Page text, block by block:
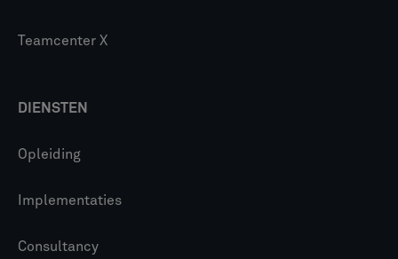
Teamcenter X
DIENSTEN
Opleiding
Implementaties
Consultancy